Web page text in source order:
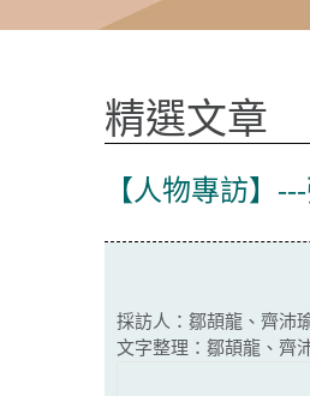
精選文章
【人物專訪】
採訪人：鄒頡龍、齊沛
文字整理：鄒頡龍、齊